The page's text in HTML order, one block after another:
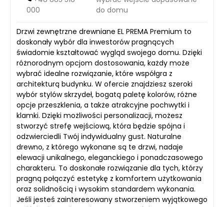
000
do domu
Drzwi zewnętrzne drewniane EL PREMA Premium to
doskonały wybór dla inwestorów pragnących
świadomie kształtować wygląd swojego domu. Dzięki
różnorodnym opcjom dostosowania, każdy może
wybrać idealne rozwiązanie, które współgra z
architekturą budynku. W ofercie znajdziesz szeroki
wybór stylów skrzydeł, bogatą paletę kolorów, różne
opcje przeszklenia, a także atrakcyjne pochwytki i
klamki. Dzięki możliwości personalizacji, możesz
stworzyć strefę wejściową, która będzie spójna i
odzwierciedli Twój indywidualny gust. Naturalne
drewno, z którego wykonane są te drzwi, nadaje
elewacji unikalnego, eleganckiego i ponadczasowego
charakteru. To doskonałe rozwiązanie dla tych, którzy
pragną połączyć estetykę z komfortem użytkowania
oraz solidnością i wysokim standardem wykonania.
Jeśli jesteś zainteresowany stworzeniem wyjątkowego